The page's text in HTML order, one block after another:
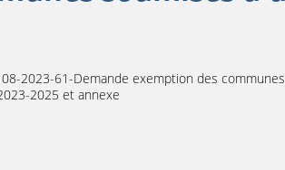
2023-61-Demande exemption des communes
2025 et annexe